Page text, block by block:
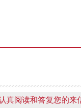
真阅读和答复您的来